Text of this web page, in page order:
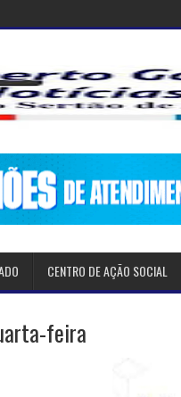
CENTRO DE AÇÃO SOCIAL
feira